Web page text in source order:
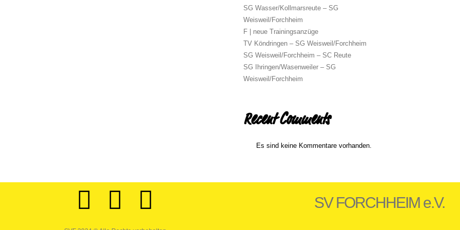
SG Wasser/Kollmarsreute – SG
Weisweil/Forchheim
F | neue Trainingsanzüge
TV Köndringen – SG Weisweil/Forchheim
SG Weisweil/Forchheim – SC Reute
SG Ihringen/Wasenweiler – SG
Weisweil/Forchheim
Recent Comments
Es sind keine Kommentare vorhanden.
SV FORCHHEIM e.V.